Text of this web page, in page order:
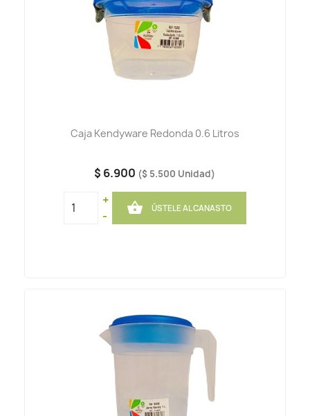
Caja Kendyware Redonda 0.6 Litros
$ 6.900 ($ 5.500 Unidad)
+
-
 ÚSTELE AL CANASTO